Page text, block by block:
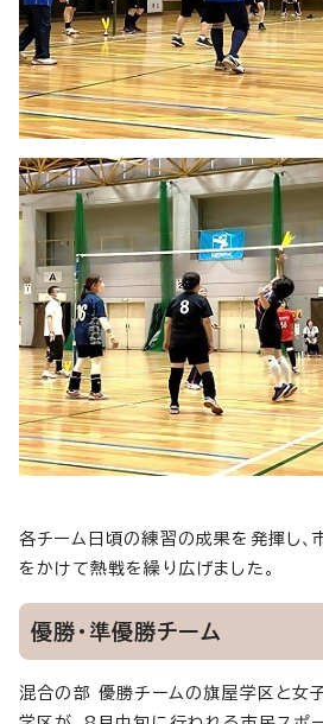
各チーム日頃の練習の成果を発揮し、
をかけて熱戦を繰り広げました。
優勝・準優勝チーム
混合の部 優勝チームの旗屋学区と女